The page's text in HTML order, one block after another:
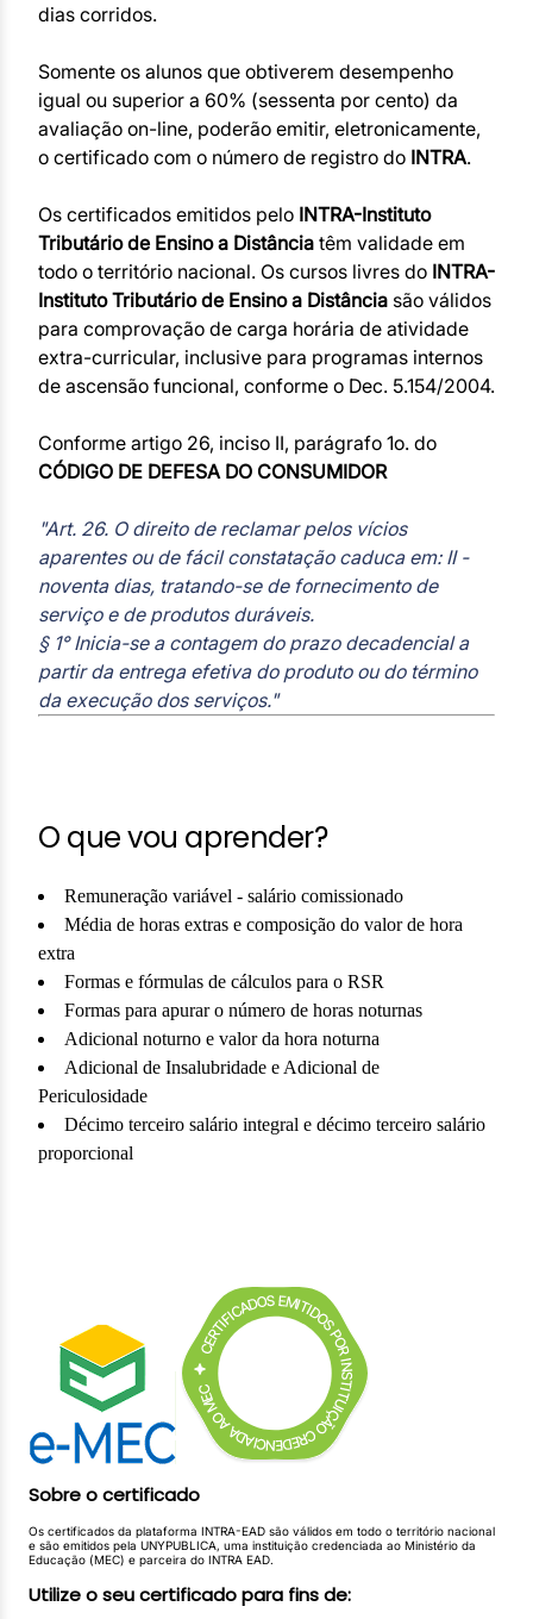
dias corridos.
Somente os alunos que obtiverem desempenho
igual ou superior a 60% (sessenta por cento) da
avaliação on-line, poderão emitir, eletronicamente,
o certificado com o número de registro do INTRA.
Os certificados emitidos pelo INTRA-Instituto
Tributário de Ensino a Distância têm validade em
todo o território nacional. Os cursos livres do INTRA-
Instituto Tributário de Ensino a Distância são válidos
para comprovação de carga horária de atividade
extra-curricular, inclusive para programas internos
de ascensão funcional, conforme o Dec. 5.154/2004.
Conforme artigo 26, inciso II, parágrafo 1o. do
CÓDIGO DE DEFESA DO CONSUMIDOR
"Art. 26. O direito de reclamar pelos vícios
aparentes ou de fácil constatação caduca em: II -
noventa dias, tratando-se de fornecimento de
serviço e de produtos duráveis.
§ 1° Inicia-se a contagem do prazo decadencial a
partir da entrega efetiva do produto ou do término
da execução dos serviços."
O que vou aprender?
Remuneração variável - salário comissionado
Média de horas extras e composição do valor de hora
extra
Formas e fórmulas de cálculos para o RSR
Formas para apurar o número de horas noturnas
Adicional noturno e valor da hora noturna
Adicional de Insalubridade e Adicional de
Periculosidade
Décimo terceiro salário integral e décimo terceiro salário
proporcional
Indenização por tempo de serviço
Direitos na despedida do estável provisório
Indenização do artigo 9º da Lei 6.708/79 e Lei 7.238/84
Multa do artigo 477 da CLT e Multa do artigo 467 da
Indenização na rescisão de contrato com prazo
determinado
Seguro-desemprego
Descontos Obrigatórios na Folha de Pagamento
Contribuição fiscal - Imposto de Renda
Contribuições Fiscais e Previdenciárias nas Ações
Sobre o certificado
Os certificados da plataforma INTRA-EAD são válidos em todo o território nacional
e são emitidos pela UNYPUBLICA, uma instituição credenciada ao Ministério da
Educação (MEC) e parceira do INTRA EAD.
Utilize o seu certificado para fins de: